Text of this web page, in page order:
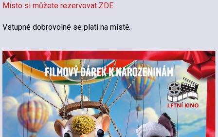
Místo si můžete rezervovat ZDE.
Vstupné dobrovolné se platí na místě.